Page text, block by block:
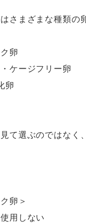
さまざまな種類の
卵
ケージフリー卵
卵
見て選ぶのではな
卵＞
用しない